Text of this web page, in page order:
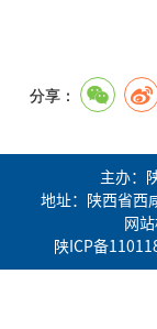
分享：
主办：
地址：陕西省西
网
陕ICP备